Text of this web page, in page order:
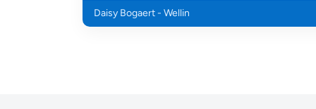
Daisy Bogaert - Wellin